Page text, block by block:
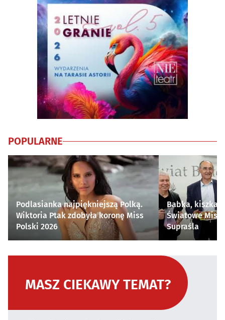
POPULARNE
Podlasianka najpiękniejszą Polką.
Wiktoria Ptak zdobyła koronę Miss
Polski 2026
Babka, kiszka i
Światowe
Supraśla
MASZ CIEKAWY TEMAT?